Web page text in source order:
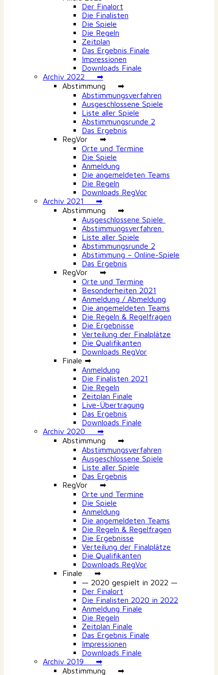
Der Finalort
Die Finalisten
Die Spiele
Die Regeln
Zeitplan
Das Ergebnis Finale
Impressionen
Downloads Finale
Archiv 2022 ➡
Abstimmung ➡
Abstimmungsverfahren
Ausgeschlossene Spiele
Liste aller Spiele
Abstimmungsrunde 2
Das Ergebnis
RegVor ➡
Orte und Termine
Die Spiele
Anmeldung
Die angemeldeten Teams
Die Regeln
Downloads RegVor
Archiv 2021 ➡
Abstimmung ➡
Ausgeschlossene Spiele
Abstimmungsverfahren
Liste aller Spiele
Abstimmungsrunde 2
Abstimmung – Online-Spiele
Das Ergebnis
RegVor ➡
Orte und Termine
Besonderheiten 2021
Anmeldung / Abmeldung
Die angemeldeten Teams
Die Regeln & Regelfragen
Die Ergebnisse
Verteilung der Finalplätze
Die Qualifikanten
Downloads RegVor
Finale ➡
Anmeldung
Die Finalisten 2021
Die Regeln
Zeitplan Finale
Live-Übertragung
Das Ergebnis
Downloads Finale
Archiv 2020 ➡
Abstimmung ➡
Abstimmungsverfahren
Ausgeschlossene Spiele
Liste aller Spiele
Das Ergebnis
RegVor ➡
Orte und Termine
Die Spiele
Anmeldung
Die angemeldeten Teams
Die Regeln & Regelfragen
Die Ergebnisse
Verteilung der Finalplätze
Die Qualifikanten
Downloads RegVor
Finale ➡
— 2020 gespielt in 2022 —
Der Finalort
Die Finalisten 2020 in 2022
Anmeldung Finale
Die Regeln
Zeitplan Finale
Das Ergebnis Finale
Impressionen
Downloads Finale
Archiv 2019 ➡
Abstimmung ➡